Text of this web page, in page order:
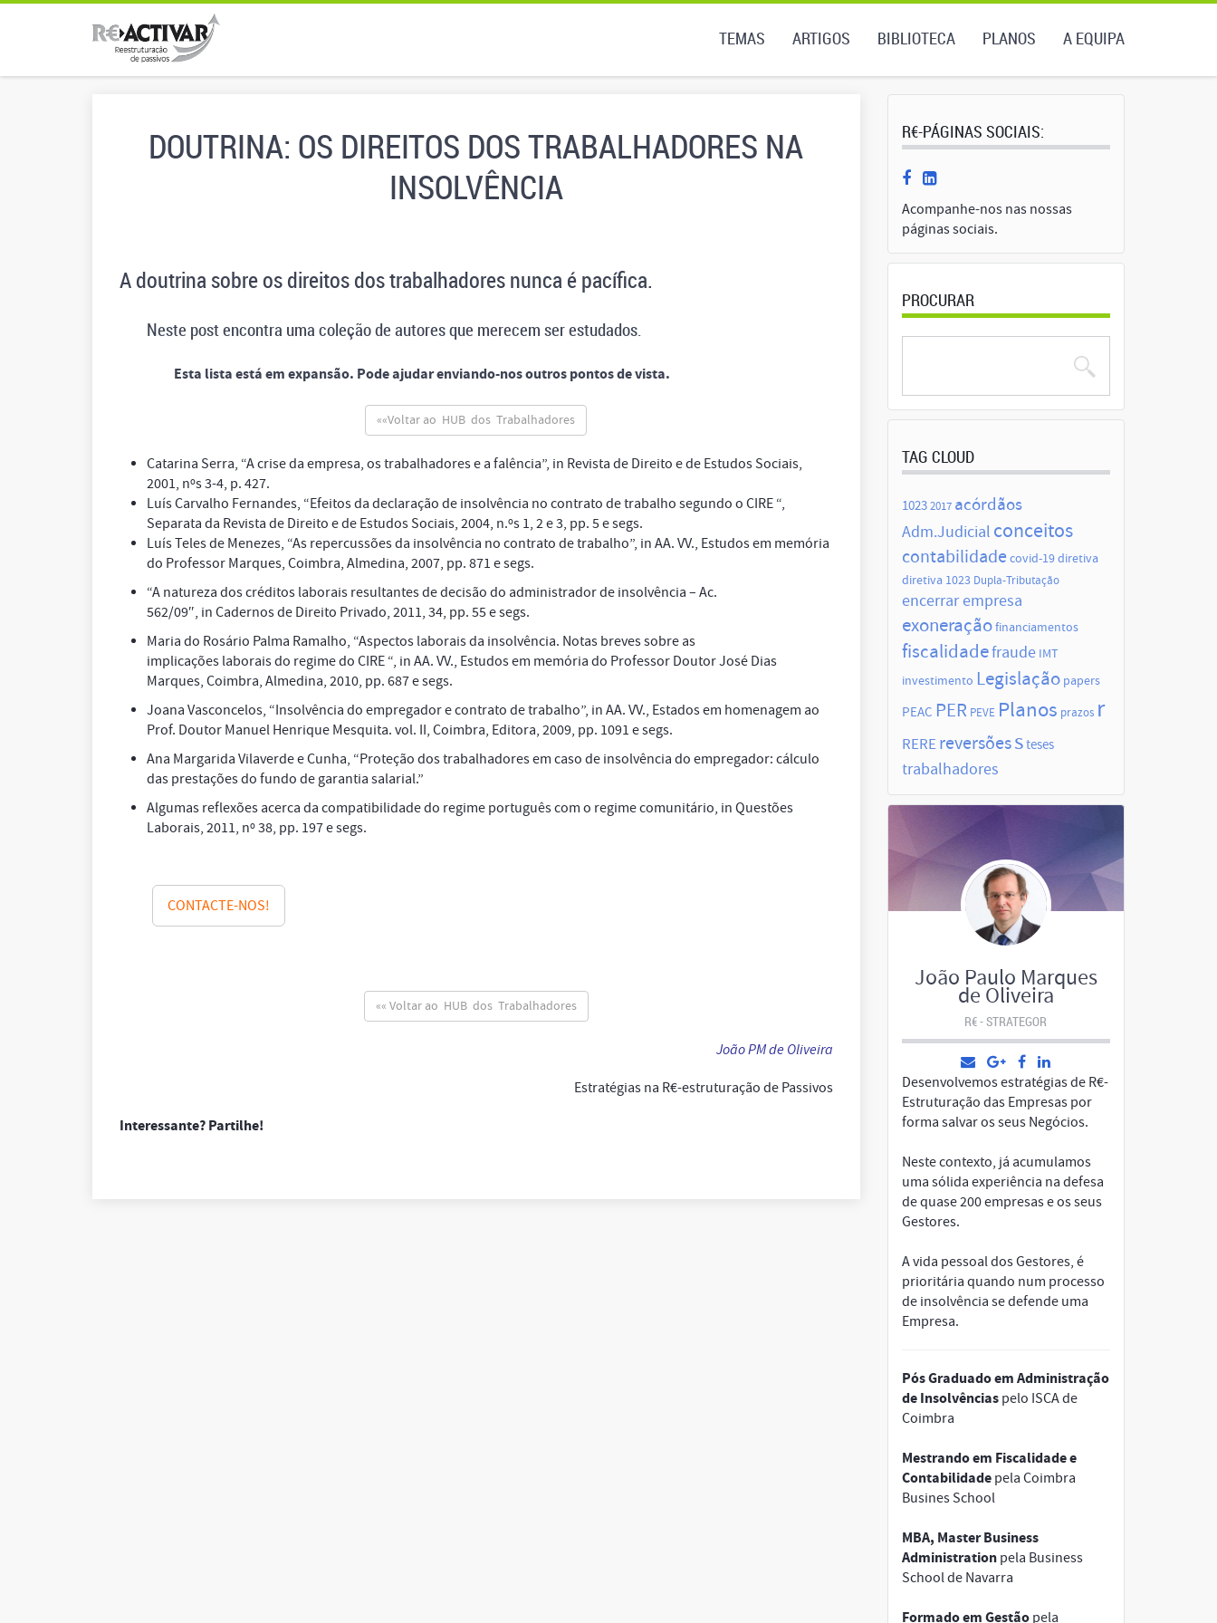
TEMAS ARTIGOS BIBLIOTECA PLANOS A EQUIPA
DOUTRINA: OS DIREITOS DOS TRABALHADORES NA
INSOLVÊNCIA
A doutrina sobre os direitos dos trabalhadores nunca é pacífica.
Neste post encontra uma coleção de autores que merecem ser estudados.
Esta lista está em expansão. Pode ajudar enviando-nos outros pontos de vista.
««Voltar ao HUB dos Trabalhadores
Catarina Serra, “A crise da empresa, os trabalhadores e a falência”, in Revista de Direito e de Estudos Sociais,
2001, nºs 3-4, p. 427.
Luís Carvalho Fernandes, “Efeitos da declaração de insolvência no contrato de trabalho segundo o CIRE “,
Separata da Revista de Direito e de Estudos Sociais, 2004, n.ºs 1, 2 e 3, pp. 5 e segs.
Luís Teles de Menezes, “As repercussões da insolvência no contrato de trabalho”, in AA. VV., Estudos em memória
do Professor Marques, Coimbra, Almedina, 2007, pp. 871 e segs.
“A natureza dos créditos laborais resultantes de decisão do administrador de insolvência – Ac.
562/09″, in Cadernos de Direito Privado, 2011, 34, pp. 55 e segs.
Maria do Rosário Palma Ramalho, “Aspectos laborais da insolvência. Notas breves sobre as
implicações laborais do regime do CIRE “, in AA. VV., Estudos em memória do Professor Doutor José Dias
Marques, Coimbra, Almedina, 2010, pp. 687 e segs.
Joana Vasconcelos, “Insolvência do empregador e contrato de trabalho”, in AA. VV., Estados em homenagem ao
Prof. Doutor Manuel Henrique Mesquita. vol. II, Coimbra, Editora, 2009, pp. 1091 e segs.
Ana Margarida Vilaverde e Cunha, “Proteção dos trabalhadores em caso de insolvência do empregador: cálculo
das prestações do fundo de garantia salarial.”
Algumas reflexões acerca da compatibilidade do regime português com o regime comunitário, in Questões
Laborais, 2011, nº 38, pp. 197 e segs.
CONTACTE-NOS!
«« Voltar ao HUB dos Trabalhadores
João PM de Oliveira
Estratégias na R€-estruturação de Passivos
Interessante? Partilhe!
R€-PÁGINAS SOCIAIS:
Acompanhe-nos nas nossas
páginas sociais.
PROCURAR
TAG CLOUD
10232017 acórdãos
Adm.Judicial conceitos
contabilidade covid-19diretiva
diretiva 1023 Dupla-Tributação
encerrar empresa
exoneraçãofinanciamentos
fiscalidadefraude IMT
investimento Legislação papers
PEAC PER PEVE Planos prazos r
RERE reversõessteses
trabalhadores
João Paulo Marques
de Oliveira
R€ - STRATEGOR
Desenvolvemos estratégias de R€-
Estruturação das Empresas por
forma salvar os seus Negócios.
Neste contexto, já acumulamos
uma sólida experiência na defesa
de quase 200 empresas e os seus
Gestores.
A vida pessoal dos Gestores, é
prioritária quando num processo
de insolvência se defende uma
Empresa.
Pós Graduado em Administração
de Insolvênciaspelo ISCA de
Coimbra
Mestrando em Fiscalidade e
Contabilidadepela Coimbra
Busines School
MBA, Master Business
Administrationpela Business
School de Navarra
Formado em Gestãopela